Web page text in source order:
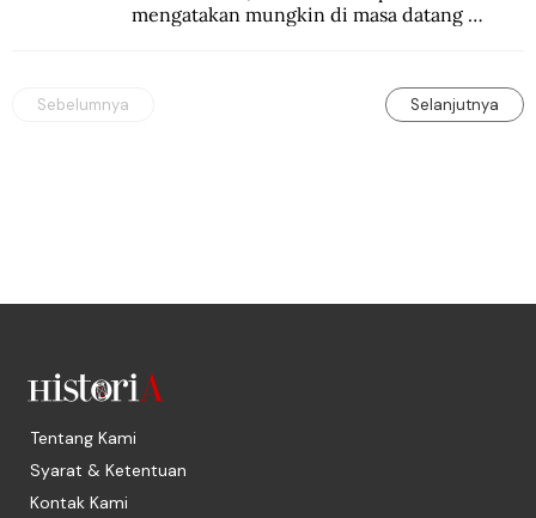
mengatakan mungkin di masa datang
Sebelumnya Selanjutnya
Tentang Kami
Syarat & Ketentuan
Kontak Kami